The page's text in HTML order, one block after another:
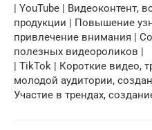
| YouTube | Видеоконтент,
продукции | Повышение
привлечение внимания |
полезных видеороликов |
| TikTok | Короткие видео,
молодой аудитории,
Участие в трендах,